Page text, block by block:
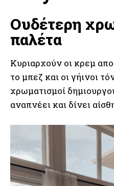
Ουδέτερη
παλέτα
Κυριαρχούν οι κρεμ
το μπεζ και οι γήινοι
χρωματισμοί
αναπνέει και δίνει